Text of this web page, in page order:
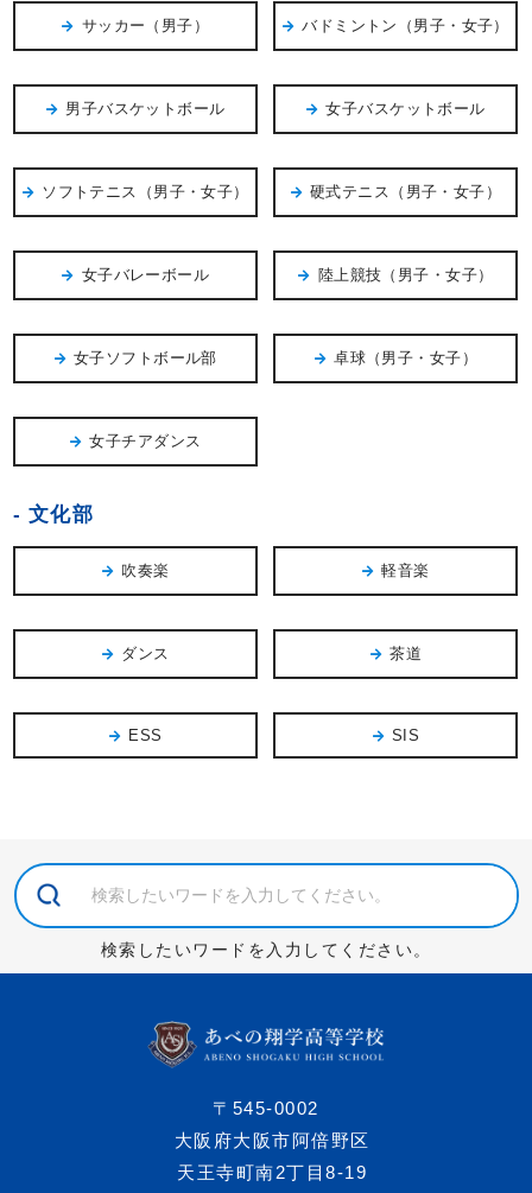
サッカー（男子） バドミントン（男子・女子）
男子バスケットボール 女子バスケットボール
ソフトテニス（男子・女子） 硬式テニス（男子・女子）
女子バレーボール 陸上競技（男子・女子）
女子ソフトボール部 卓球（男子・女子）
女子チアダンス
文化部
吹奏楽 軽音楽
ダンス 茶道
ESS SIS
検索したいワードを入力してください。
〒545-0002
大阪府大阪市阿倍野区
天王寺町南2丁目8-19